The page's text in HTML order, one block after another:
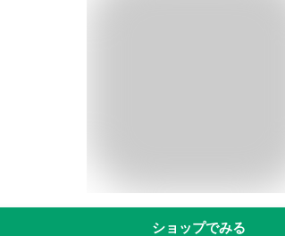
ショップでみる